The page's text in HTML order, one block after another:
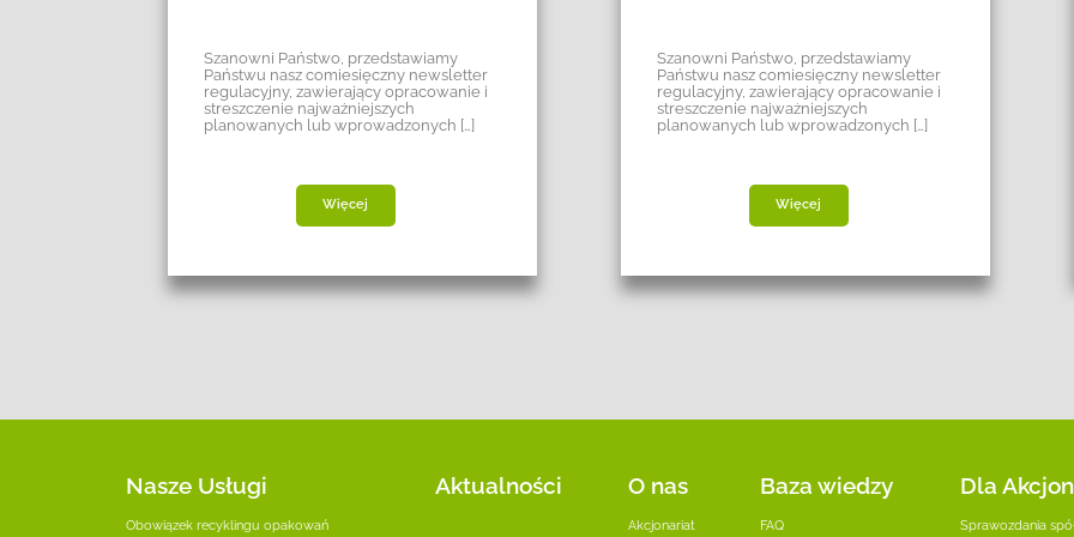
Szanowni Państwo, przedstawiamy
Państwu nasz comiesięczny newsletter
regulacyjny, zawierający opracowanie i
streszczenie najważniejszych
planowanych lub wprowadzonych […]
Więcej
Szanowni Państwo, przedstawiamy
Państwu nasz comiesięczny newsletter
regulacyjny, zawierający opracowanie i
streszczenie najważniejszych
planowanych lub wprowadzonych […]
Więcej
Nasze Usługi
Obowiązek recyklingu opakowań
Aktualności O nas
Akcjonariat
Baza wiedzy
FAQ
Dla
Sprawozdania